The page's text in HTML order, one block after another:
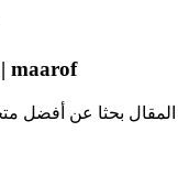
خطوات التخطيط لمشروع صغير .. أهم 6 خطوات | معروف | maarof
صغير .. أهم 6 خطوات بواسطة معروف